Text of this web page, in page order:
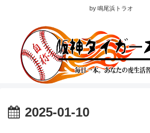
by 鳴尾浜トラオ
2025-01-10